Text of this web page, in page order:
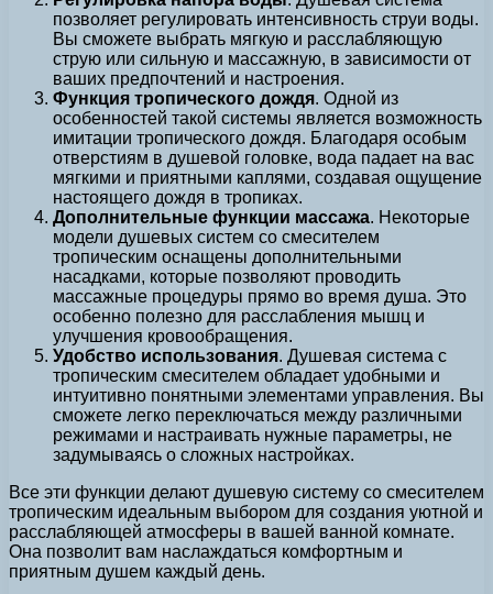
позволяет регулировать интенсивность струи воды.
Вы сможете выбрать мягкую и расслабляющую
струю или сильную и массажную, в зависимости от
ваших предпочтений и настроения.
Функция тропического дождя. Одной из
особенностей такой системы является возможность
имитации тропического дождя. Благодаря особым
отверстиям в душевой головке, вода падает на вас
мягкими и приятными каплями, создавая ощущение
настоящего дождя в тропиках.
Дополнительные функции массажа. Некоторые
модели душевых систем со смесителем
тропическим оснащены дополнительными
насадками, которые позволяют проводить
массажные процедуры прямо во время душа. Это
особенно полезно для расслабления мышц и
улучшения кровообращения.
Удобство использования. Душевая система с
тропическим смесителем обладает удобными и
интуитивно понятными элементами управления. Вы
сможете легко переключаться между различными
режимами и настраивать нужные параметры, не
задумываясь о сложных настройках.
Все эти функции делают душевую систему со смесителем
тропическим идеальным выбором для создания уютной и
расслабляющей атмосферы в вашей ванной комнате.
Она позволит вам наслаждаться комфортным и
приятным душем каждый день.